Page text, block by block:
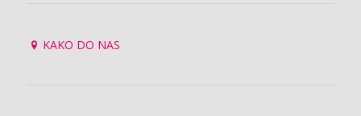
KAKO DO NAS